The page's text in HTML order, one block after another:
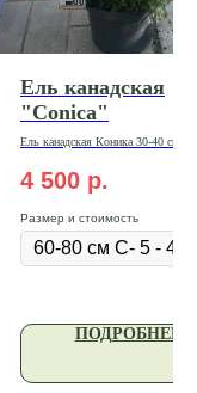
Ель канадская
"Conica"
Ель канадская Коника 30-40 см С-
4 500 р.
Размер и стоимость
ПОДРОБНЕЕ